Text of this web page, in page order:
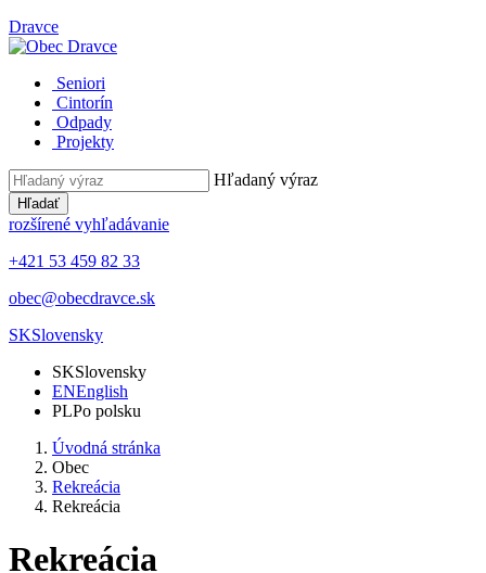
Dravce
Seniori
Cintorín
Odpady
Projekty
Hľadaný výraz
Hľadať
rozšírené vyhľadávanie
+421 53 459 82 33
obec@obecdravce.sk
SKSlovensky
SKSlovensky
ENEnglish
PLPo polsku
Úvodná stránka
Obec
Rekreácia
Rekreácia
Rekreácia